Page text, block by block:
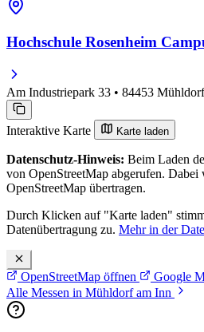
Hochschule Rosenheim
Am Industriepark 33 • 84453
Interaktive Karte Karte laden
Datenschutz-Hinweis: Beim Laden
von OpenStreetMap abgerufen. Dabei
OpenStreetMap übertragen.
Durch Klicken auf "Karte laden"
Datenübertragung zu. Mehr in der
OpenStreetMap öffnen
Google
Alle Messen in Mühldorf am Inn